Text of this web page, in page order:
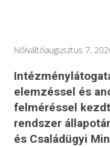
Nőiváltóaugusztus 7,
elemzéssel és
felméréssel
rendszer
és Családügyi